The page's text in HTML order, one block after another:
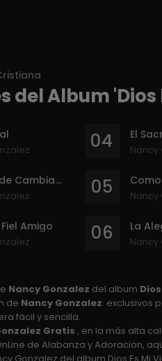
del Album 'Dios
Dios Puede Cambiar Tu Vida
Amigo
04 El
Nancy
05 Nancy
06 Nancy
Nancy Gonzalez del album
de Nancy Gonzalez. exclusivos
fácil y sencilla.
Gratis , en la más alta
de Alabanza y Adoracion,